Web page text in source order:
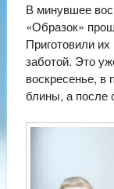
В минувшее
«Образок»
Приготовили
заботой. Это
воскресенье,
блины, а после